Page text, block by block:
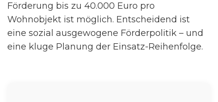
Förderung bis zu 40.000 Euro pro
Wohnobjekt ist möglich. Entscheidend ist
eine sozial ausgewogene Förderpolitik – und
eine kluge Planung der Einsatz-Reihenfolge.